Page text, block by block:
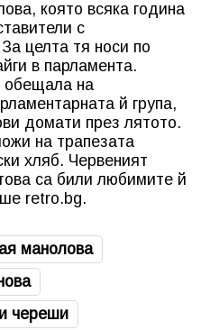
която всяка година
с
целта тя носи по
в парламента.
обещала на
й група,
домати през лятото.
на трапезата
хляб. Червеният
са били любимите й
retro.bg.
манолова
череши